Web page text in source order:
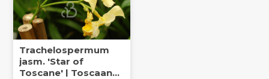
Trachelospermum
jasm. 'Star of
Toscane' | Toscaanse